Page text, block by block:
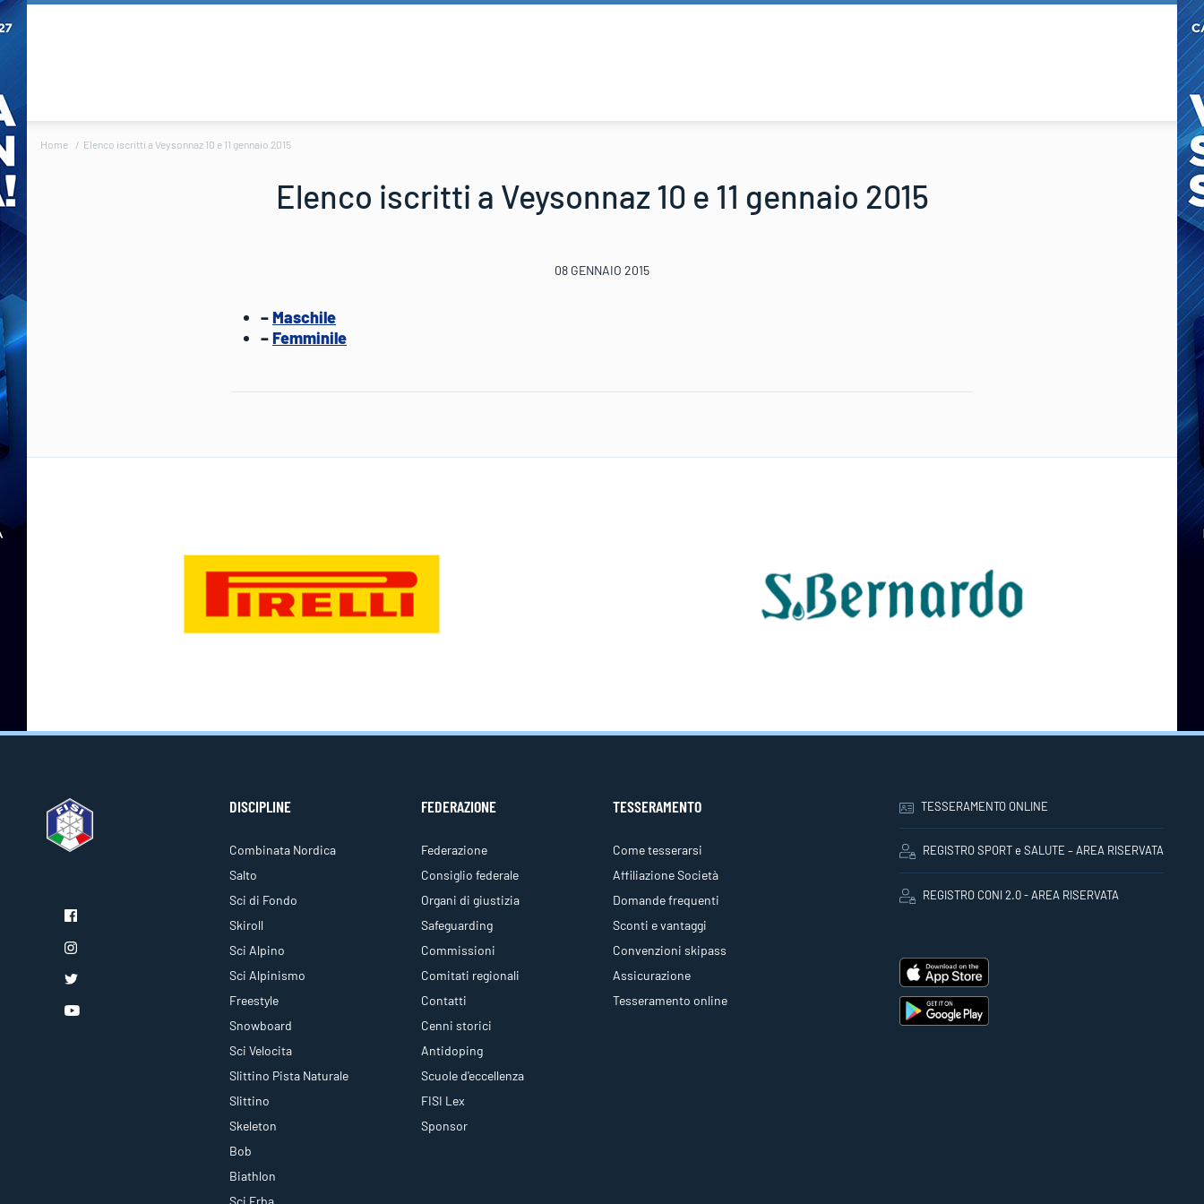
Home Elenco iscritti a Veysonnaz 10 e 11 gennaio 2015
Elenco iscritti a Veysonnaz 10 e 11 gennaio 2015
08 GENNAIO 2015
–Maschile
–Femminile
DISCIPLINE
Combinata Nordica
Salto
Sci di Fondo
Skiroll
Sci Alpino
Sci Alpinismo
Freestyle
Snowboard
Sci Velocita
Slittino Pista Naturale
Slittino
Skeleton
Bob
Biathlon
Sci Erba
FEDERAZIONE
Federazione
Consiglio federale
Organi di giustizia
Safeguarding
Commissioni
Comitati regionali
Contatti
Cenni storici
Antidoping
Scuole d'eccellenza
FISI Lex
Sponsor
TESSERAMENTO
Come tesserarsi
Affiliazione Società
Domande frequenti
Sconti e vantaggi
Convenzioni skipass
Assicurazione
Tesseramento online
TESSERAMENTO ONLINE
REGISTRO SPORT e SALUTE – AREA RISERVATA
REGISTRO CONI 2.0 - AREA RISERVATA